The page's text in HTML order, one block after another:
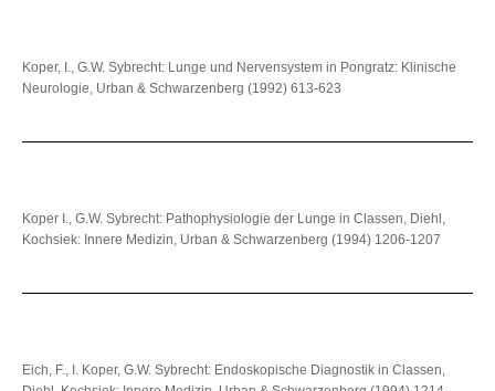
Koper, I., G.W. Sybrecht: Lunge und Nervensystem in Pongratz: Klinische
Neurologie, Urban & Schwarzenberg (1992) 613-623
Koper I., G.W. Sybrecht: Pathophysiologie der Lunge in Classen, Diehl,
Kochsiek: Innere Medizin, Urban & Schwarzenberg (1994) 1206-1207
Eich, F., I. Koper, G.W. Sybrecht: Endoskopische Diagnostik in Classen,